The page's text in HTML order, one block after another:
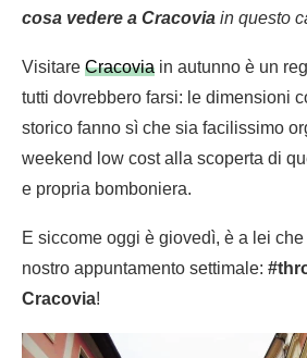
cosa vedere a Cracovia in questo
Visitare Cracovia in autunno è un
tutti dovrebbero farsi: le dimensioni
storico fanno sì che sia facilissimo
weekend low cost alla scoperta di
e propria bomboniera.
E siccome oggi è giovedì, è a lei
nostro appuntamento settimale:
Cracovia!